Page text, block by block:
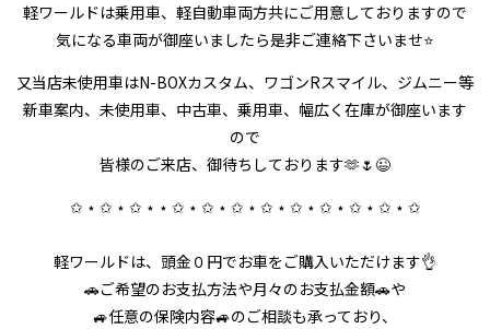
軽ワールドは乗用車、軽自動車両方共にご用意しておりますので
気になる車両が御座いましたら是非ご連絡下さいませ⭐
又当店未使用車はN-BOXカスタム、ワゴンRスマイル、ジムニー等
新車案内、未使用車、中古車、乗用車、幅広く在庫が御座います
ので
皆様のご来店、御待ちしております🫶🌷😉
✩ ⋆ ✩ ⋆ ✩ ⋆ ⋆ ✩ ⋆ ✩ ⋆ ✩ ⋆ ✩ ⋆ ✩ ⋆ ✩ ⋆ ✩ ⋆ ✩ ⋆ ✩
軽ワールドは、頭金０円でお車をご購入いただけます👌
🚗ご希望のお支払方法や月々のお支払金額🚗や
🚙任意の保険内容🚙のご相談も承っており、